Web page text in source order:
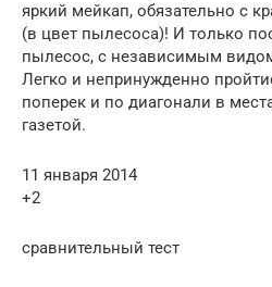
яркий мейкап, обязательно с
(в цвет пылесоса)! И только
пылесос, с независимым
Легко и непринужденно
поперек и по диагонали в
газетой.
11 января 2014
+2
сравнительный тест